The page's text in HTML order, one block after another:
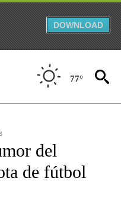
DOWNLOAD
77°
TO RECEIVE NOTIFICATIONS
del
de fútbol